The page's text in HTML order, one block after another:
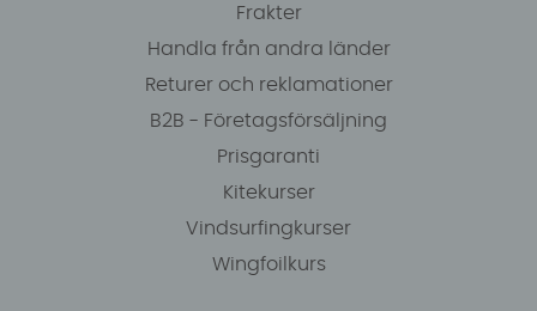
Frakter
Handla från andra länder
Returer och reklamationer
B2B - Företagsförsäljning
Prisgaranti
Kitekurser
Vindsurfingkurser
Wingfoilkurs